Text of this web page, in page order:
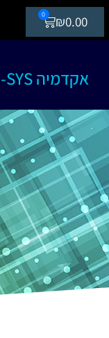
₪0.00
0
אקדמיה SEE-SYS